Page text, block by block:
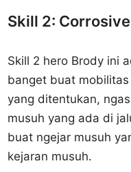
Skill 2:
Skill 2 hero Brody ini
banget buat
yang ditentukan,
musuh yang ada di
buat ngejar musuh
kejaran musuh.